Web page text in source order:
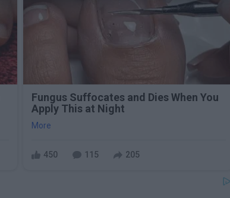
Fungus Suffocates and Dies When You
Apply This at Night
More
450 115 205